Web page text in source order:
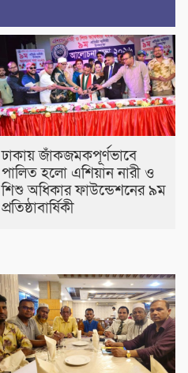
ঢাকায় জাঁকজমকপূর্ণভাবে
পালিত হলো এশিয়ান নারী ও
শিশু অধিকার ফাউন্ডেশনের ৯ম
প্রতিষ্ঠাবার্ষিকী